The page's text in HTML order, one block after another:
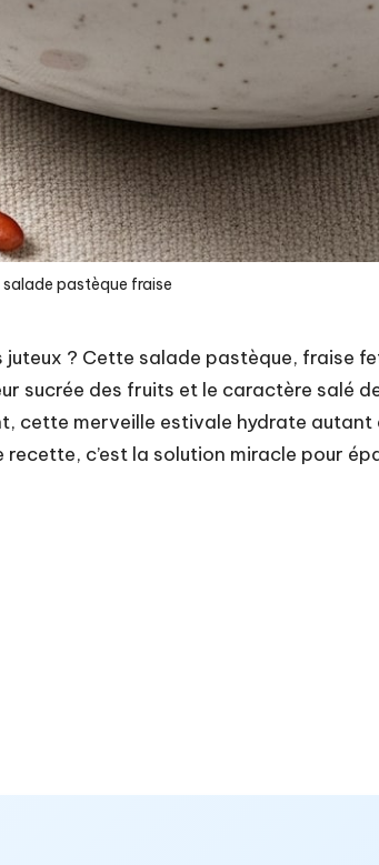
salade pastèque fraise
? Cette salade pastèque, fraise
sucrée des fruits et le caractère salé
cette merveille estivale hydrate
recette, c’est la solution miracle pour